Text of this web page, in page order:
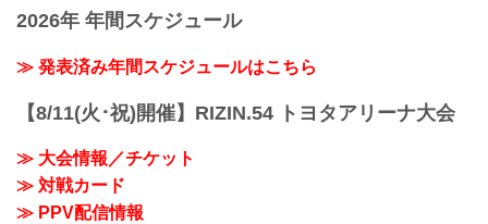
しくお願い致します。
【4/23更新】開催日延期に関して
しておりました...
阪にて開催を予定しておりましたYogibo
（日）へ延期となりました。（ご購入の
チケットは延期日程にそのままご利用に
開催日延期に伴うチケットの払戻しに関
2026年 年間スケジュール
≫ 発表済み年間スケジュールはこちら
【8/11(火･祝)開催】RIZIN.54 トヨタアリーナ大会
≫ 大会情報／チケット
≫ 対戦カード
≫ PPV配信情報